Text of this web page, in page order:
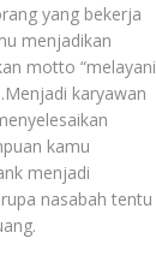
yang bekerja
menjadikan
motto “melayani
karyawan
kamu
menjadi
nasabah tentu